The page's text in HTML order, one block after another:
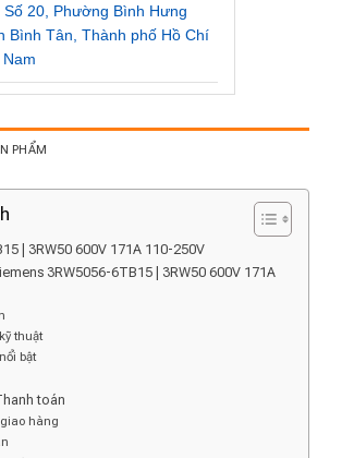
20, Phường Bình Hưng
Bình Tân, Thành phố Hồ Chí
PHẨM
| 3RW50 600V 171A 110-250V
3RW5056-6TB15 | 3RW50 600V 171A
thuật
bật
toán
hàng